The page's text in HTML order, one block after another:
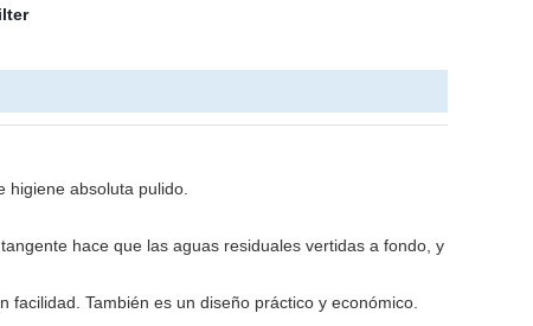
absoluta pulido.
hace que las aguas residuales vertidas a fondo, y
También es un diseño práctico y económico.